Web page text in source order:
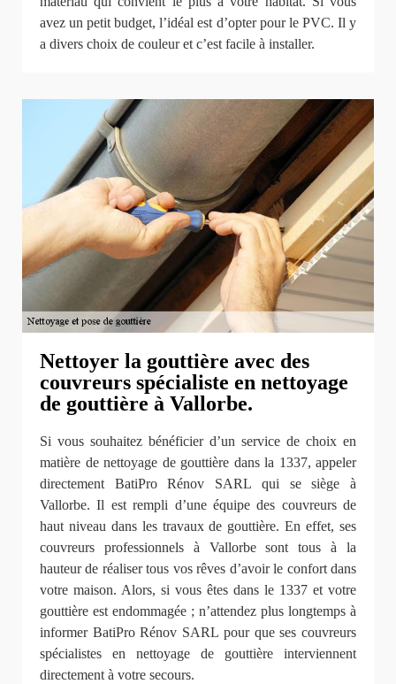
avez un petit budget, l’idéal est d’opter pour le PVC. Il y
a divers choix de couleur et c’est facile à installer.
Nettoyer la gouttière avec des
couvreurs spécialiste en nettoyage
de gouttière à Vallorbe.
Si vous souhaitez bénéficier d’un service de choix en
matière de nettoyage de gouttière dans la 1337, appeler
directement BatiPro Rénov SARL qui se siège à
Vallorbe. Il est rempli d’une équipe des couvreurs de
haut niveau dans les travaux de gouttière. En effet, ses
couvreurs professionnels à Vallorbe sont tous à la
hauteur de réaliser tous vos rêves d’avoir le confort dans
votre maison. Alors, si vous êtes dans le 1337 et votre
gouttière est endommagée ; n’attendez plus longtemps à
informer BatiPro Rénov SARL pour que ses couvreurs
spécialistes en nettoyage de gouttière interviennent
directement à votre secours.